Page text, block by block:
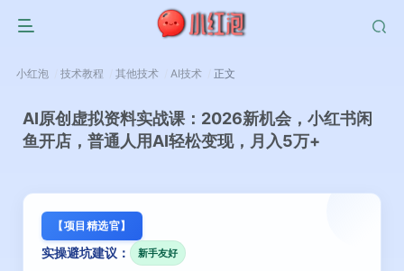
小红泡 技术教程 其他技术 AI技术 正文
AI原创虚拟资料实战课：2026新机会，小红书闲
鱼开店，普通人用AI轻松变现，月入5万+
【项目精选官】
实操避坑建议： 新手友好